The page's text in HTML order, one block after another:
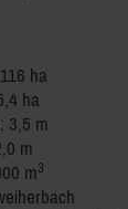
ha
ha
3,5 m
m
m3